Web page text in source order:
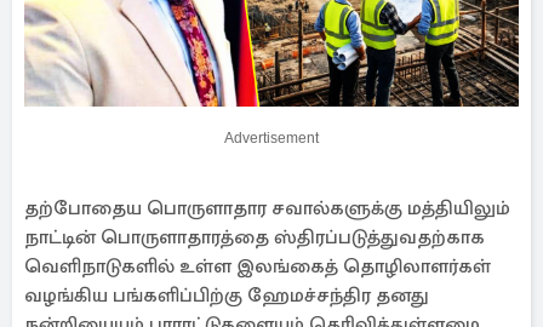
Advertisement
தற்போதைய பொருளாதார சவால்களுக்கு மத்தியிலும்
நாட்டின் பொருளாதாரத்தை ஸ்திரப்படுத்துவதற்காக
வெளிநாடுகளில் உள்ள இலங்கைத் தொழிலாளர்கள்
வழங்கிய பங்களிப்பிற்கு ஹேமச்சந்திர தனது